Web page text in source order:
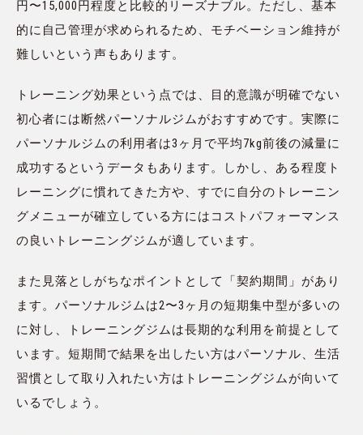
円〜15,000円程度と比較的リーズナブル。ただし、基本
的に自己管理が求められるため、モチベーション維持が
難しいという声もあります。
トレーニング効果という点では、目的意識が明確でない
初心者には断然パーソナルジムがおすすめです。実際に
パーソナルジムの利用者は3ヶ月で平均7kg前後の減量に
成功するというデータもあります。しかし、ある程度ト
レーニングに慣れてきた方や、すでに自分のトレーニン
グメニューが確立している方にはコストパフォーマンス
の良いトレーニングジムが適しています。
また見落としがちなポイントとして「契約期間」があり
ます。パーソナルジムは2〜3ヶ月の短期集中型が多いの
に対し、トレーニングジムは長期的な利用を前提として
います。短期間で結果を出したい方はパーソナル、生活
習慣として取り入れたい方はトレーニングジムが向いて
いるでしょう。